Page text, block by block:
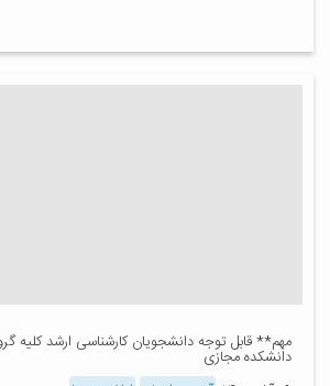
مهم** قابل توجه دانشجویان کارشناسی ارشد کلیه
دانشکده مجازی